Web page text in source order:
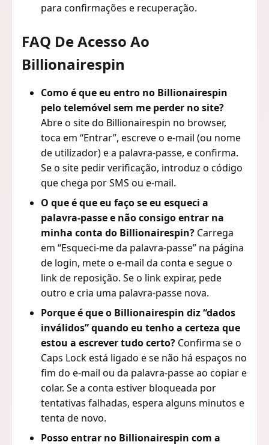
para confirmações e recuperação.
FAQ De Acesso Ao
Billionairespin
Como é que eu entro no Billionairespin
pelo telemóvel sem me perder no site?
Abre o site do Billionairespin no browser,
toca em “Entrar”, escreve o e-mail (ou nome
de utilizador) e a palavra-passe, e confirma.
Se o site pedir verificação, introduz o código
que chega por SMS ou e-mail.
O que é que eu faço se eu esqueci a
palavra-passe e não consigo entrar na
minha conta do Billionairespin? Carrega
em “Esqueci-me da palavra-passe” na página
de login, mete o e-mail da conta e segue o
link de reposição. Se o link expirar, pede
outro e cria uma palavra-passe nova.
Porque é que o Billionairespin diz “dados
inválidos” quando eu tenho a certeza que
estou a escrever tudo certo? Confirma se o
Caps Lock está ligado e se não há espaços no
fim do e-mail ou da palavra-passe ao copiar e
colar. Se a conta estiver bloqueada por
tentativas falhadas, espera alguns minutos e
tenta de novo.
Posso entrar no Billionairespin com a